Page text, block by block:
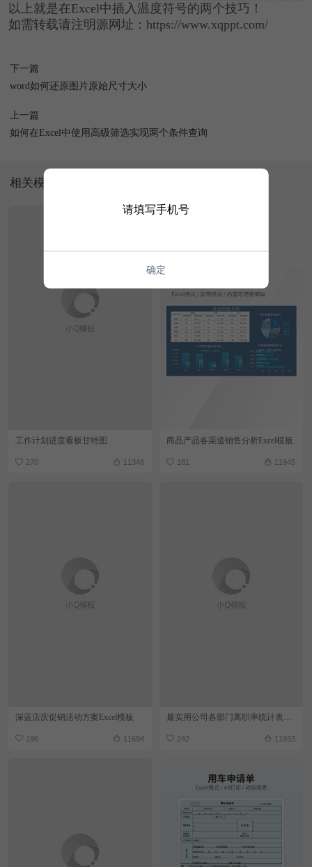
以上就是在Excel中插入温度符号的两个技巧！
如需转载请注明源网址：https://www.xqppt.com/
下一篇
word如何还原图片原始尺寸大小
上一篇
如何在Excel中使用高级筛选实现两个条件查询
相关模板
工作计划进度看板甘特图
270 11346
商品产品各渠道销售分析Excel模板
181 11945
深蓝店庆促销活动方案Excel模板
196 11694 242 11933
请填写手机号
确定